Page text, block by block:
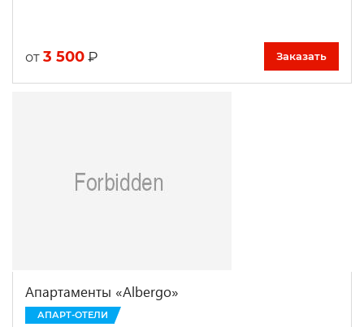
от 3 500 ₽ Заказать
Апартаменты «Albergo»
АПАРТ-ОТЕЛИ